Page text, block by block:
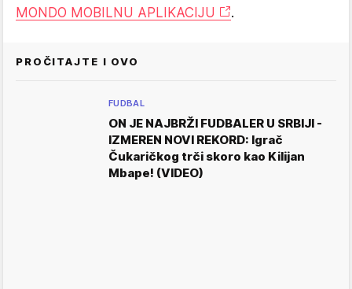
MONDO MOBILNU APLIKACIJU
.
PROČITAJTE I OVO
FUDBAL
ON JE NAJBRŽI FUDBALER U SRBIJI -
IZMEREN NOVI REKORD: Igrač
Čukaričkog trči skoro kao Kilijan
Mbape! (VIDEO)